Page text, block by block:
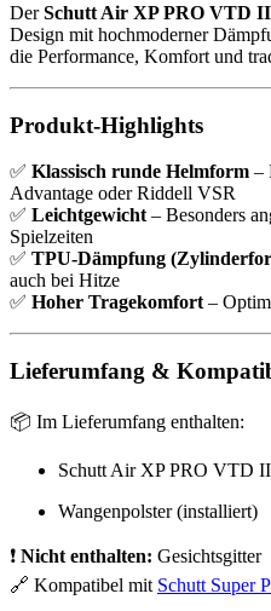
DerSchutt Air XP PRO VTD II
Design mit hochmoderner
die Performance, Komfort und
Produkt-Highlights
✅ Klassisch runde Helmform –
Advantage oder Riddell VSR
✅ Leichtgewicht – Besonders
Spielzeiten
✅ TPU-Dämpfung
auch bei Hitze
✅ Hoher Tragekomfort –
Lieferumfang &
📦 Im Lieferumfang enthalten:
Schutt Air XP PRO VTD
Wangenpolster (installiert)
❗ Nicht enthalten: Gesichtsgitter
🔗 Kompatibel mit Schutt Super